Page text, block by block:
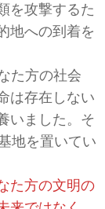
を攻撃するた
地への到着を
た方の社会
は存在しない
いました。そ
地を置いてい
た方の文明の